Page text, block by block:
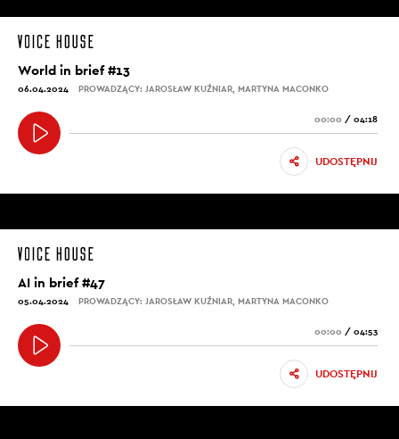
World in brief #13
06.04.2024 PROWADZĄCY: JAROSŁAW KUŹNIAR, MARTYNA MACONKO
00:00 / 04:18
UDOSTĘPNIJ
AI in brief #47
05.04.2024 PROWADZĄCY: JAROSŁAW KUŹNIAR, MARTYNA MACONKO
00:00 / 04:53
UDOSTĘPNIJ